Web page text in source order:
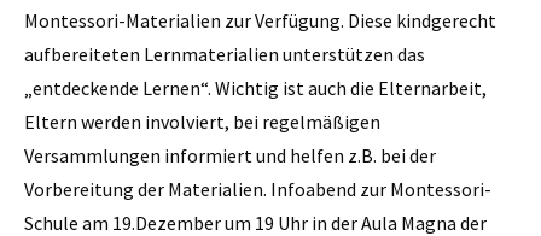
Montessori-Materialien zur Verfügung. Diese kindgerecht
aufbereiteten Lernmaterialien unterstützen das
„entdeckende Lernen“. Wichtig ist auch die Elternarbeit,
Eltern werden involviert, bei regelmäßigen
Versammlungen informiert und helfen z.B. bei der
Vorbereitung der Materialien. Infoabend zur Montessori-
Schule am 19.Dezember um 19 Uhr in der Aula Magna der